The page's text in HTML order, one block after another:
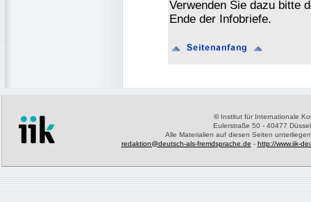
Verwenden Sie dazu bitte
Ende der Infobriefe.
©Institut für Internationale
Eulerstraße 50 - 40477
Alle Materialien auf diesen Seiten
redaktion@deutsch-als-fremdsprache.de - http://www.iik-